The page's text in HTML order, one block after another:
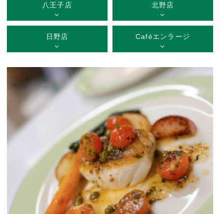
八王子店 北野店
日野店 Caféエンラージ